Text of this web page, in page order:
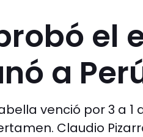
el
a
venció por 3 a
Claudio